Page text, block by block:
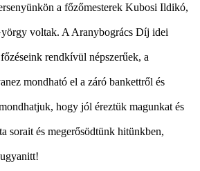
a főzőmesterek Kubosi Ildikó,
voltak. A Aranybogrács Díj idei
rendkívül népszerűek, a
mondható el a záró bankettről és
hogy jól éreztük magunkat és
sorait és megerősödtünk hitünkben,